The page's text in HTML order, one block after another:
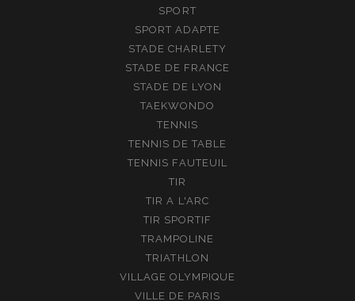
SPORT
SPORT ADAPTE
STADE CHARLETY
STADE DE FRANCE
STADE DE LYON
TAEKWONDO
TENNIS
TENNIS DE TABLE
TENNIS FAUTEUIL
TIR
TIR A L'ARC
TIR SPORTIF
TRAMPOLINE
TRIATHLON
VILLAGE OLYMPIQUE
VILLE DE PARIS